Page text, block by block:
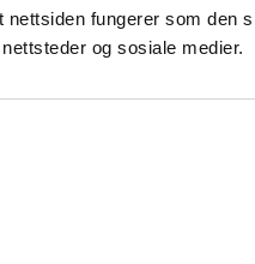
fungerer som den
og sosiale medier.